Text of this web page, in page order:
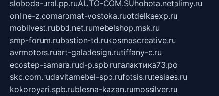
sloboda-ural.pp.ruAUTO-COM.SUhohota.netalimy.ru
online-z.comaromat-vostoka.ruotdelkaexp.ru
mobilvest.rubbd.net.rumebelshop.msk.ru
smp-forum.rubastion-td.rukosmoscreative.ru
avrmotors.ruart-galadesign.rutiffany-c.ru
ecostep-samara.rud-p.spb.ruгалактика73.рф
sko.com.rudavitamebel-spb.rufotsis.rutesiaes.ru
kokoroyari.spb.rublesna-kazan.rumossilver.ru